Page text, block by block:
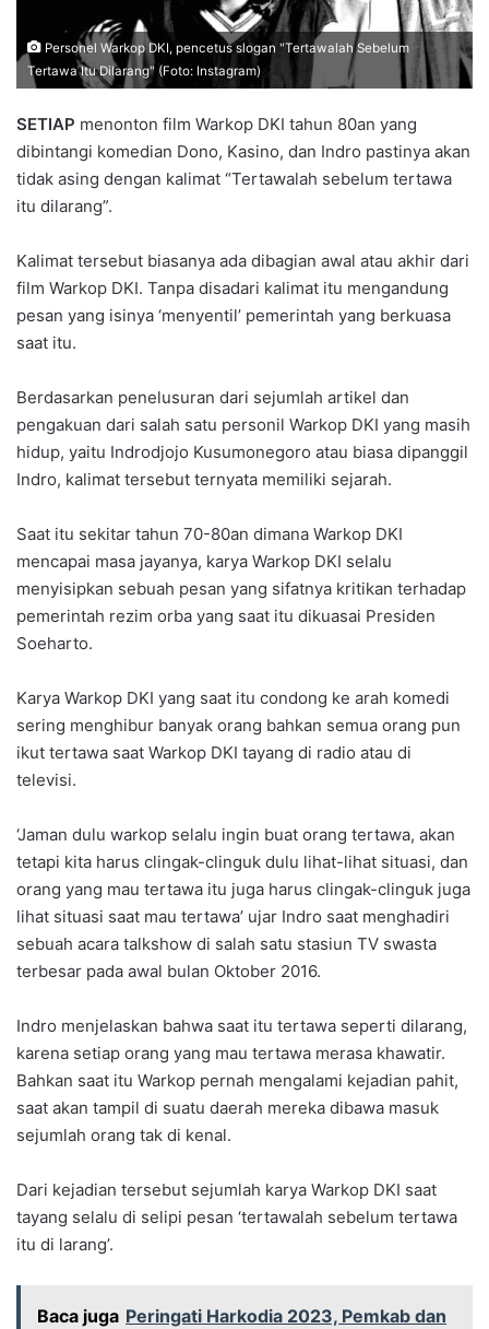
Personel Warkop DKI, pencetus slogan "Tertawalah Sebelum
Tertawa Itu Dilarang" (Foto: Instagram)
SETIAP menonton film Warkop DKI tahun 80an yang
dibintangi komedian Dono, Kasino, dan Indro pastinya akan
tidak asing dengan kalimat “Tertawalah sebelum tertawa
itu dilarang”.
Kalimat tersebut biasanya ada dibagian awal atau akhir dari
film Warkop DKI. Tanpa disadari kalimat itu mengandung
pesan yang isinya ‘menyentil’ pemerintah yang berkuasa
saat itu.
Berdasarkan penelusuran dari sejumlah artikel dan
pengakuan dari salah satu personil Warkop DKI yang masih
hidup, yaitu Indrodjojo Kusumonegoro atau biasa dipanggil
Indro, kalimat tersebut ternyata memiliki sejarah.
Saat itu sekitar tahun 70-80an dimana Warkop DKI
mencapai masa jayanya, karya Warkop DKI selalu
menyisipkan sebuah pesan yang sifatnya kritikan terhadap
pemerintah rezim orba yang saat itu dikuasai Presiden
Soeharto.
Karya Warkop DKI yang saat itu condong ke arah komedi
sering menghibur banyak orang bahkan semua orang pun
ikut tertawa saat Warkop DKI tayang di radio atau di
televisi.
‘Jaman dulu warkop selalu ingin buat orang tertawa, akan
tetapi kita harus clingak-clinguk dulu lihat-lihat situasi, dan
orang yang mau tertawa itu juga harus clingak-clinguk juga
lihat situasi saat mau tertawa’ ujar Indro saat menghadiri
sebuah acara talkshow di salah satu stasiun TV swasta
terbesar pada awal bulan Oktober 2016.
Indro menjelaskan bahwa saat itu tertawa seperti dilarang,
karena setiap orang yang mau tertawa merasa khawatir.
Bahkan saat itu Warkop pernah mengalami kejadian pahit,
saat akan tampil di suatu daerah mereka dibawa masuk
sejumlah orang tak di kenal.
Dari kejadian tersebut sejumlah karya Warkop DKI saat
tayang selalu di selipi pesan ‘tertawalah sebelum tertawa
itu di larang’.
Baca juga Peringati Harkodia 2023, Pemkab dan